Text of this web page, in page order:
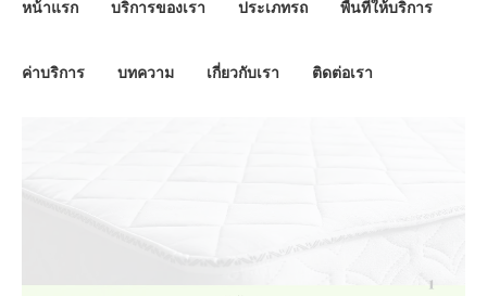
หน้าแรก บริการของเรา ประเภทรถ พื้นที่ให้บริการ
ค่าบริการ บทความ เกี่ยวกับเรา ติดต่อเรา